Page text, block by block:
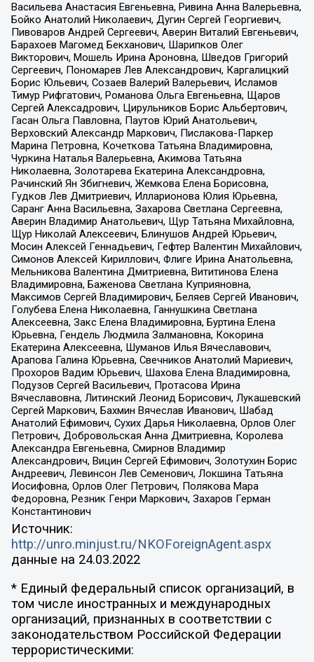
Васильева Анастасия Евгеньевна, Ривина Анна Валерьевна,
Бойко Анатолий Николаевич, Дугин Сергей Георгиевич,
Пивоваров Андрей Сергеевич, Аверин Виталий Евгеньевич,
Барахоев Магомед Бекханович, Шарипков Олег
Викторович, Мошель Ирина Ароновна, Шведов Григорий
Сергеевич, Пономарев Лев Александрович, Каргалицкий
Борис Юльевич, Созаев Валерий Валерьевич, Исламов
Тимур Рифгатович, Романова Ольга Евгеньевна, Щаров
Сергей Алексадрович, Цирульников Борис Альбертович,
Гасан Ольга Павловна, Паутов Юрий Анатольевич,
Верховский Александр Маркович, Пислакова-Паркер
Марина Петровна, Кочеткова Татьяна Владимировна,
Чуркина Наталья Валерьевна, Акимова Татьяна
Николаевна, Золотарева Екатерина Александровна,
Рачинский Ян Збигневич, Жемкова Елена Борисовна,
Гудков Лев Дмитриевич, Илларионова Юлия Юрьевна,
Саранг Анна Васильевна, Захарова Светлана Сергеевна,
Аверин Владимир Анатольевич, Щур Татьяна Михайловна,
Щур Николай Алексеевич, Блинушов Андрей Юрьевич,
Мосин Алексей Геннадьевич, Гефтер Валентин Михайлович,
Симонов Алексей Кириллович, Флиге Ирина Анатольевна,
Мельникова Валентина Дмитриевна, Вититинова Елена
Владимировна, Баженова Светлана Куприяновна,
Максимов Сергей Владимирович, Беляев Сергей Иванович,
Голубева Елена Николаевна, Ганнушкина Светлана
Алексеевна, Закс Елена Владимировна, Буртина Елена
Юрьевна, Гендель Людмила Залмановна, Кокорина
Екатерина Алексеевна, Шуманов Илья Вячеславович,
Арапова Галина Юрьевна, Свечников Анатолий Мариевич,
Прохоров Вадим Юрьевич, Шахова Елена Владимировна,
Подузов Сергей Васильевич, Протасова Ирина
Вячеславовна, Литинский Леонид Борисович, Лукашевский
Сергей Маркович, Бахмин Вячеслав Иванович, Шабад
Анатолий Ефимович, Сухих Дарья Николаевна, Орлов Олег
Петрович, Добровольская Анна Дмитриевна, Королева
Александра Евгеньевна, Смирнов Владимир
Александрович, Вицин Сергей Ефимович, Золотухин Борис
Андреевич, Левинсон Лев Семенович, Локшина Татьяна
Иосифовна, Орлов Олег Петрович, Полякова Мара
Федоровна, Резник Генри Маркович, Захаров Герман
Константинович
Источник:
http://unro.minjust.ru/NKOForeignAgent.aspx
данные на 24.03.2022
* Единый федеральный список организаций, в
том числе иностранных и международных
организаций, признанных в соответствии с
законодательством Российской Федерации
террористическими: